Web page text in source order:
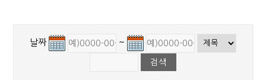
날짜 ~